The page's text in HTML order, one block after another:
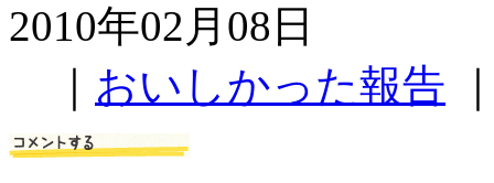
2010年02月08日
おいしかった報告